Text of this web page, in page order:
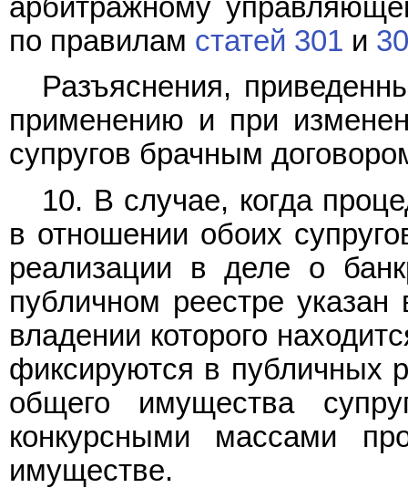
арбитражному
по правилам статей 301 и
Разъяснения,
применению и при
супругов брачным
10. В случае, когда
в отношении обоих
реализации в деле о
публичном реестре
владении которого
фиксируются в публичных
общего имущества
конкурсными массами
имуществе.